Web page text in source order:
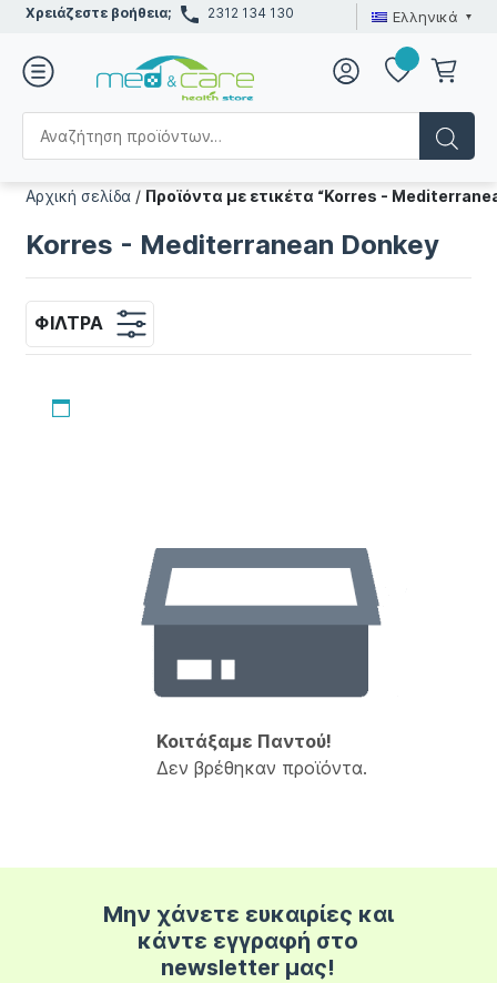
Χρειάζεστε βοήθεια; 2312 134 130 Ελληνικά
Αρχική σελίδα / Προϊόντα με ετικέτα “Korres -
Korres - Mediterranean Donkey
ΦΊΛΤΡΑ
Κοιτάξαμε Παντού!
Δεν βρέθηκαν προϊόντα.
Μην χάνετε ευκαιρίες και
κάντε εγγραφή στο
newsletter μας!